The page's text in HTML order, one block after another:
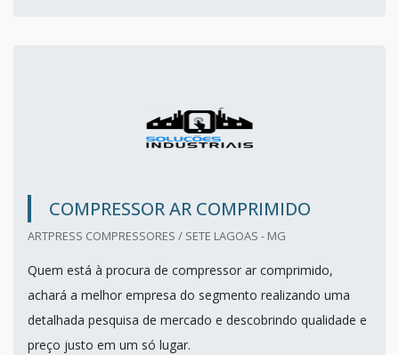
COMPRESSOR AR COMPRIMIDO
ARTPRESS COMPRESSORES / SETE LAGOAS - MG
Quem está à procura de compressor ar comprimido,
achará a melhor empresa do segmento realizando uma
detalhada pesquisa de mercado e descobrindo qualidade e
preço justo em um só lugar.